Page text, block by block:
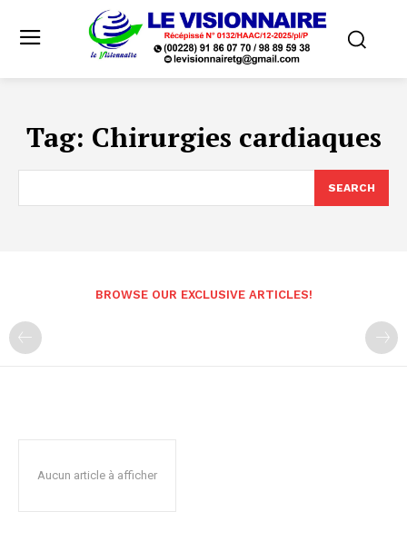
Tag: Chirurgies cardiaques
SEARCH
BROWSE OUR EXCLUSIVE ARTICLES!
Aucun article à afficher